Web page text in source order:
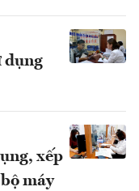
dụng
xếp
máy